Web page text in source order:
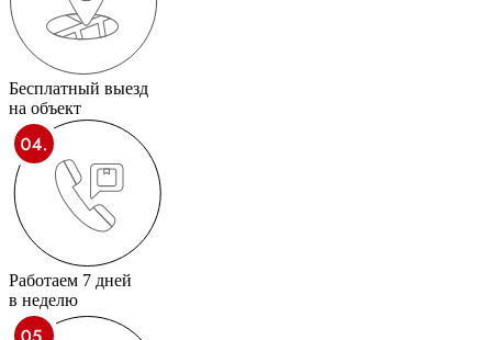
Бесплатный выезд
на объект
Работаем 7 дней
в неделю